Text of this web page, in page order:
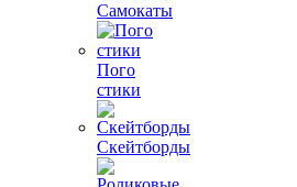
Самокаты
Пого
стики
Скейтборды